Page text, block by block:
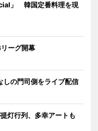
」 韓国定番料理を現
ーグ開幕
しの門司側をライブ配信
灯行列、多幸アートも